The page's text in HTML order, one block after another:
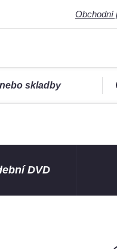
Obchodní
DVD